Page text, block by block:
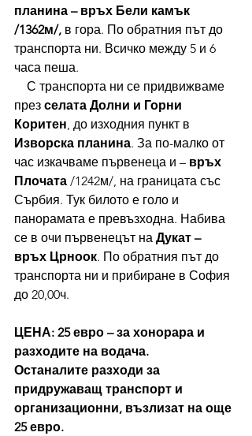
планина – връх Бели камък
/1362м/, в гора. По обратния път до
транспорта ни. Всичко между 5 и 6
часа пеша.
С транспорта ни се придвижваме
през селата Долни и Горни
Коритен, до изходния пункт в
Изворска планина. За по-малко от
час изкачваме първенеца и – връх
Плочата /1242м/, на границата със
Сърбия. Тук билото е голо и
панорамата е превъзходна. Набива
се в очи първенецът на Дукат –
връх Црноок. По обратния път до
транспорта ни и прибиране в София
до 20,00ч.
ЦЕНА: 25 евро – за хонорара и
разходите на водача.
Останалите разходи за
придружаващ транспорт и
организационни, възлизат на още
25 евро.